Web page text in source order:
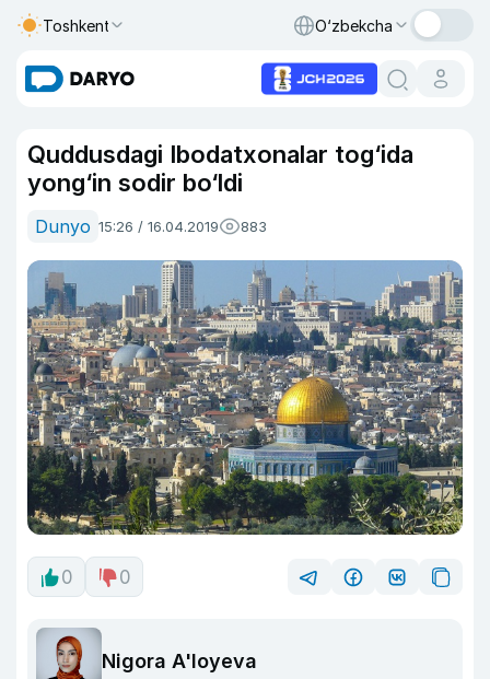
Toshkent O‘zbekcha
Quddusdagi Ibodatxonalar tog‘ida
yong‘in sodir bo‘ldi
Dunyo 15:26 / 16.04.2019 883
0 0
Nigora A'loyeva